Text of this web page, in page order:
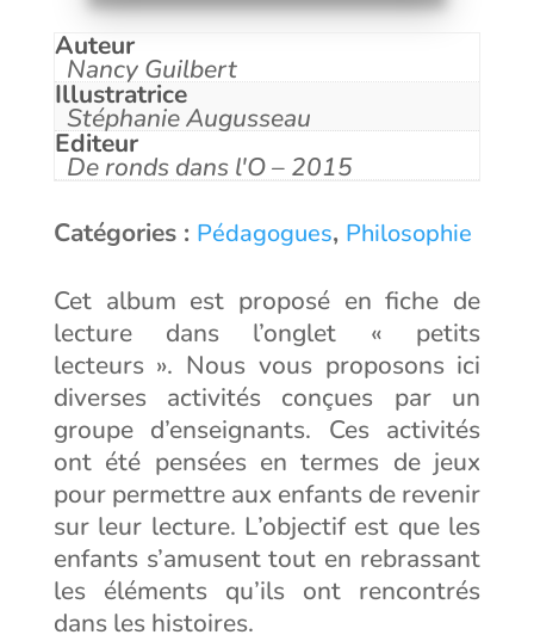
Auteur
Nancy Guilbert
Illustratrice
Stéphanie Augusseau
Editeur
De ronds dans l'O – 2015
Catégories : Pédagogues, Philosophie
Cet album est proposé en fiche de
lecture dans l’onglet « petits
lecteurs ». Nous vous proposons ici
diverses activités conçues par un
groupe d’enseignants. Ces activités
ont été pensées en termes de jeux
pour permettre aux enfants de revenir
sur leur lecture. L’objectif est que les
enfants s’amusent tout en rebrassant
les éléments qu’ils ont rencontrés
dans les histoires.